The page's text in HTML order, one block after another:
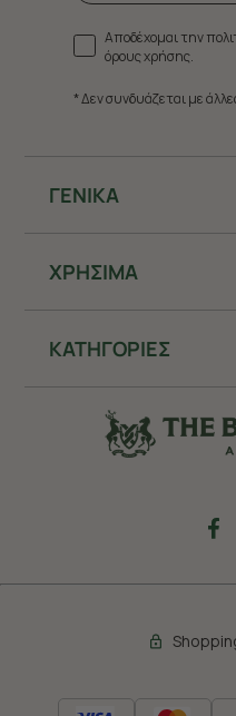
ΓΕΝΙΚΑ
ΧΡHΣΙΜΑ
ΚΑΤΗΓΟΡΙΕΣ
Αποδέχομαι την
όρους χρήσης.
* Δεν συνδυάζεται με